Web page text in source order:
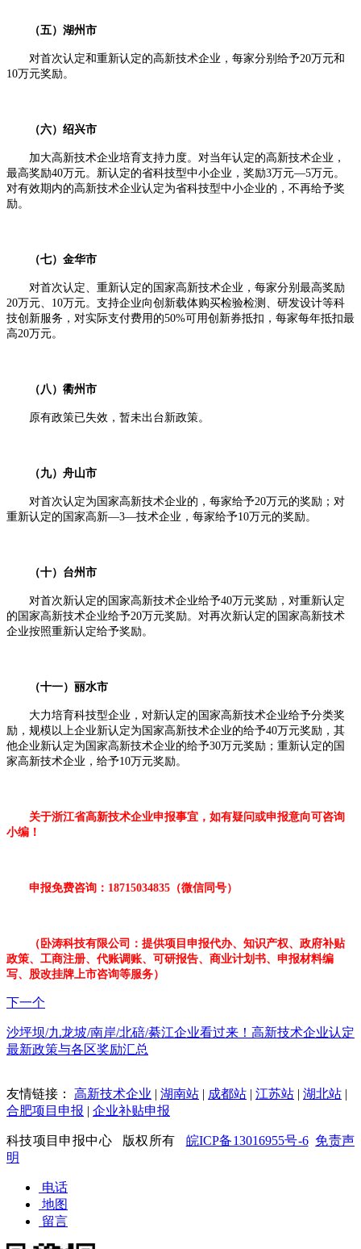
（五）湖州市
对首次认定和重新认定的高新技术企业，每家分别给予20万元和
10万元奖励。
（六）绍兴市
加大高新技术企业培育支持力度。对当年认定的高新技术企业，
最高奖励40万元。新认定的省科技型中小企业，奖励3万元—5万元。
对有效期内的高新技术企业认定为省科技型中小企业的，不再给予奖
励。
（七）金华市
对首次认定、重新认定的国家高新技术企业，每家分别最高奖励
20万元、10万元。支持企业向创新载体购买检验检测、研发设计等科
技创新服务，对实际支付费用的50%可用创新券抵扣，每家每年抵扣最
高20万元。
（八）衢州市
原有政策已失效，暂未出台新政策。
（九）舟山市
对首次认定为国家高新技术企业的，每家给予20万元的奖励；对
重新认定的国家高新—3—技术企业，每家给予10万元的奖励。
（十）台州市
对首次新认定的国家高新技术企业给予40万元奖励，对重新认定
的国家高新技术企业给予20万元奖励。对再次新认定的国家高新技术
企业按照重新认定给予奖励。
（十一）丽水市
大力培育科技型企业，对新认定的国家高新技术企业给予分类奖
励，规模以上企业新认定为国家高新技术企业的给予40万元奖励，其
他企业新认定为国家高新技术企业的给予30万元奖励；重新认定的国
家高新技术企业，给予10万元奖励。
关于浙江省高新技术企业申报事宜，如有疑问或申报意向可咨询
小编！
申报免费咨询：18715034835（微信同号）
（卧涛科技有限公司：提供项目申报代办、知识产权、政府补贴
政策、工商注册、代账调账、可研报告、商业计划书、申报材料编
写、股改挂牌上市咨询等服务）
下一个
沙坪坝/九龙坡/南岸/北碚/綦江企业看过来！高新技术企业认定
最新政策与各区奖励汇总
友情链接： 高新技术企业 | 湖南站 | 成都站 | 江苏站 | 湖北站 |
合肥项目申报 | 企业补贴申报
科技项目申报中心 版权所有 皖ICP备13016955号-6 免责声
明
电话
地图
留言